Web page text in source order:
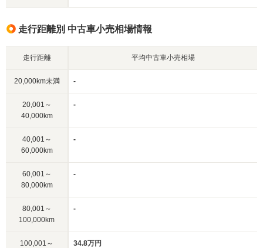
走行距離別 中古車小売相場情報
走行距離 平均中古車小売相場
20,000km未満 -
20,001～
40,000km
-
40,001～
60,000km
-
60,001～
80,000km
-
80,001～
100,000km
-
100,001～
34.8万円